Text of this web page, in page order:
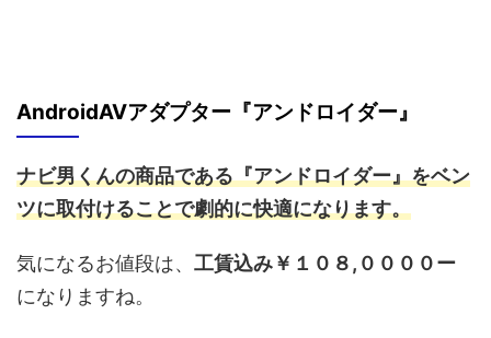
AndroidAVアダプター『アンドロイダー』
ナビ男くんの商品である『アンドロイダー』をベン
ツに取付けることで劇的に快適になります。
気になるお値段は、 工賃込み￥１０８,００００ー
になりますね。